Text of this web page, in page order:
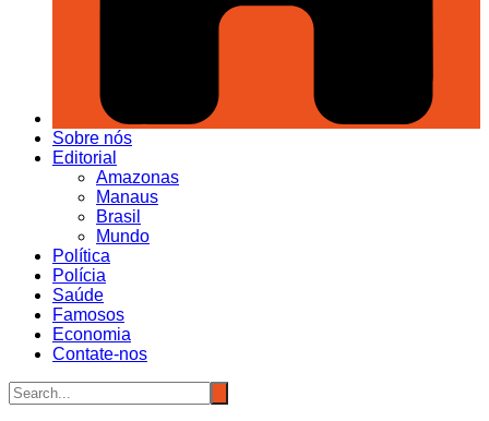
Sobre nós
Editorial
Amazonas
Manaus
Brasil
Mundo
Política
Polícia
Saúde
Famosos
Economia
Contate-nos